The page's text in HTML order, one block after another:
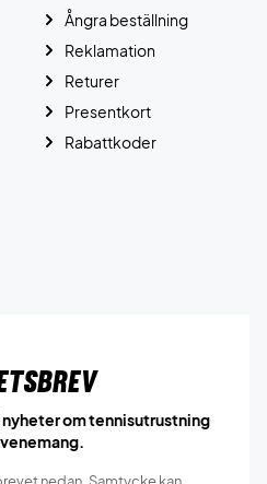
Ångra beställning
Reklamation
Returer
Presentkort
Rabattkoder
om tennisutrustning